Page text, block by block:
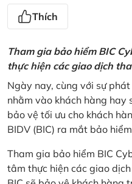
Thích
Tham gia bảo hiểm BIC
thực hiện các giao dịch
Ngày nay, cùng với sự
nhằm vào khách hàng hay
bảo vệ tối ưu cho khách
BIDV (BIC) ra mắt bảo
Tham gia bảo hiểm BIC
tâm thực hiện các giao